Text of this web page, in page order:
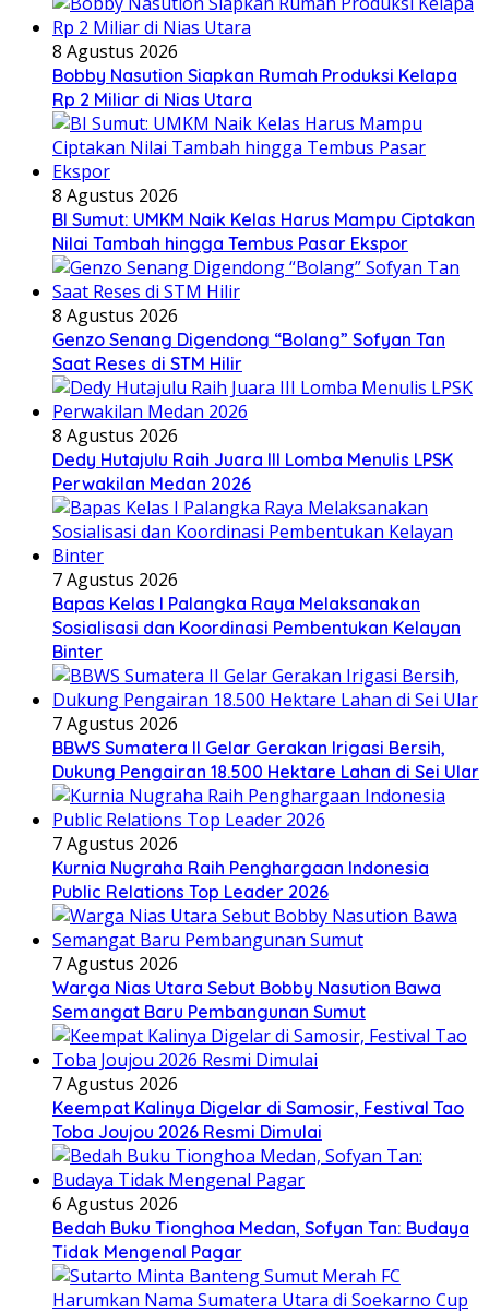
8 Agustus 2026
Bobby Nasution Siapkan Rumah Produksi Kelapa
Rp 2 Miliar di Nias Utara
8 Agustus 2026
BI Sumut: UMKM Naik Kelas Harus Mampu Ciptakan
Nilai Tambah hingga Tembus Pasar Ekspor
8 Agustus 2026
Genzo Senang Digendong “Bolang” Sofyan Tan
Saat Reses di STM Hilir
8 Agustus 2026
Dedy Hutajulu Raih Juara III Lomba Menulis LPSK
Perwakilan Medan 2026
7 Agustus 2026
Bapas Kelas I Palangka Raya Melaksanakan
Sosialisasi dan Koordinasi Pembentukan Kelayan
Binter
7 Agustus 2026
BBWS Sumatera II Gelar Gerakan Irigasi Bersih,
Dukung Pengairan 18.500 Hektare Lahan di Sei Ular
7 Agustus 2026
Kurnia Nugraha Raih Penghargaan Indonesia
Public Relations Top Leader 2026
7 Agustus 2026
Warga Nias Utara Sebut Bobby Nasution Bawa
Semangat Baru Pembangunan Sumut
7 Agustus 2026
Keempat Kalinya Digelar di Samosir, Festival Tao
Toba Joujou 2026 Resmi Dimulai
6 Agustus 2026
Bedah Buku Tionghoa Medan, Sofyan Tan: Budaya
Tidak Mengenal Pagar